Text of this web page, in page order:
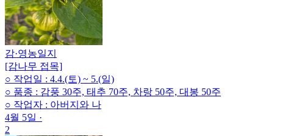
감·영농일지
[감나무 접목]
○ 작업일 : 4.4.(토) ~ 5.(일)
○ 품종 : 감풍 30주, 태추 70주, 차랑 50주, 대봉 50주
○ 작업자 : 아버지와 나
4월 5일 ·
2